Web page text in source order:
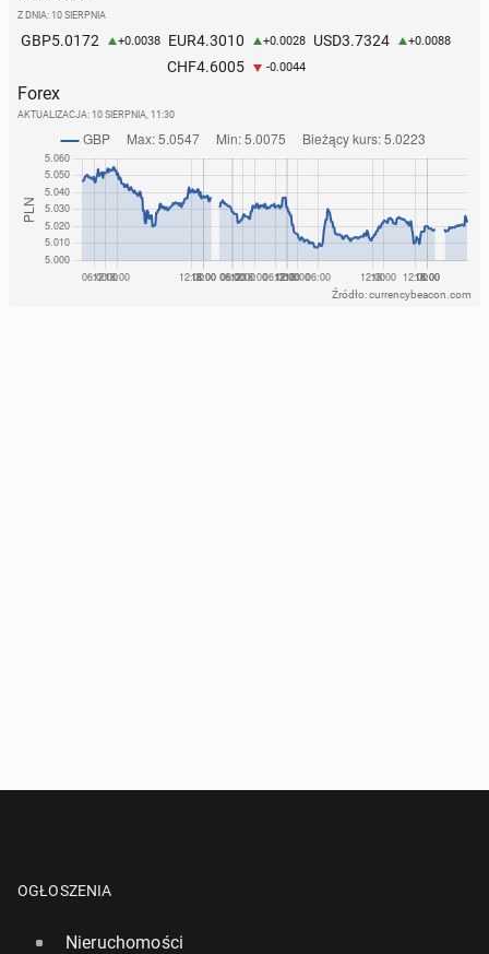
Z DNIA: 10 SIERPNIA
GBP5.0172 +0.0038 EUR4.3010 +0.0028 USD3.7324 +0.0088
CHF4.6005 -0.0044
Forex
AKTUALIZACJA: 10 SIERPNIA, 11:30
Źródło: currencybeacon.com
OGŁOSZENIA
Nieruchomości